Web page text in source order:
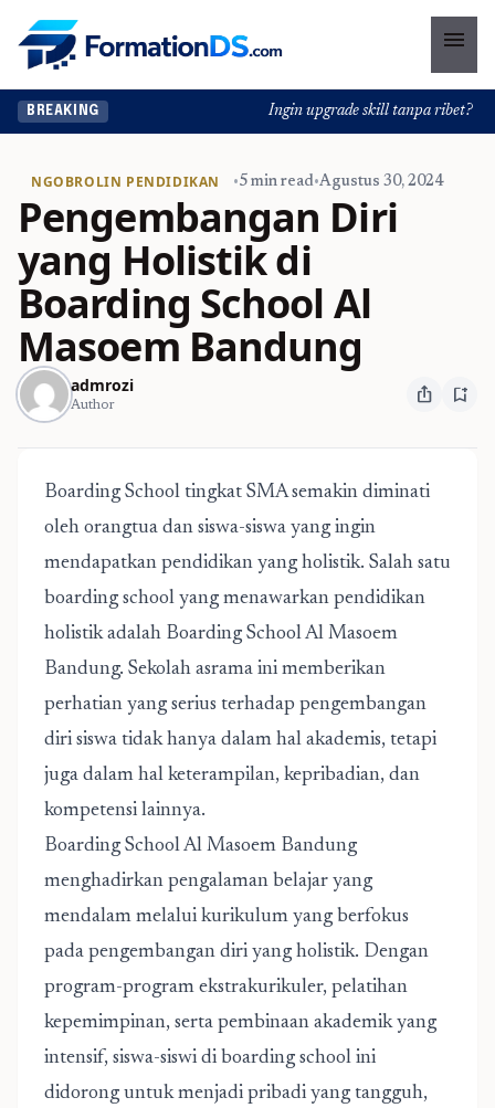
menu
BREAKING Ingin upgrade skill tanpa ribet?
NGOBROLIN PENDIDIKAN •5 min read•Agustus 30, 2024
Pengembangan Diri
yang Holistik di
Boarding School Al
Masoem Bandung
admrozi
Author ios_share bookmark_add
Boarding School tingkat SMAsemakin diminati
oleh orangtua dan siswa-siswa yang ingin
mendapatkan pendidikan yang holistik. Salah satu
boarding school yang menawarkan pendidikan
holistik adalah Boarding School Al Masoem
Bandung. Sekolah asrama ini memberikan
perhatian yang serius terhadap pengembangan
diri siswa tidak hanya dalam hal akademis, tetapi
juga dalam hal keterampilan, kepribadian, dan
kompetensi lainnya.
Boarding School Al Masoem Bandung
menghadirkan pengalaman belajar yang
mendalam melalui kurikulum yang berfokus
pada pengembangan diri yang holistik. Dengan
program-program ekstrakurikuler, pelatihan
kepemimpinan, serta pembinaan akademik yang
intensif, siswa-siswi di boarding school ini
didorong untuk menjadi pribadi yang tangguh,